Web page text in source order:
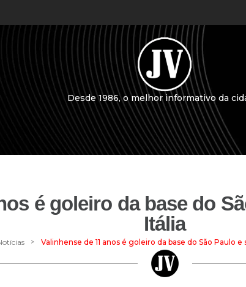
Desde 1986, o melhor informativo da
é goleiro da base do
Itália
> Valinhense de 11 anos é goleiro da base do São Paulo